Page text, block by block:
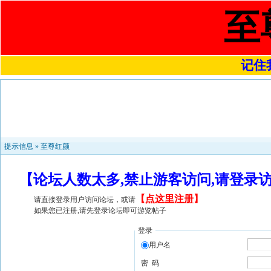
至
记住
提示信息 » 至尊红颜
【论坛人数太多,禁止游客访问,请登
请直接登录用户访问论坛，或请 【 点这里注册】
如果您已注册,请先登录论坛即可游览帖子
登录
用户名
密 码